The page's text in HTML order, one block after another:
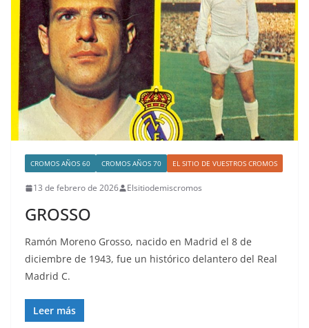
CROMOS AÑOS 60 CROMOS AÑOS 70 EL SITIO DE VUESTROS CROMOS
13 de febrero de 2026 Elsitiodemiscromos
GROSSO
Ramón Moreno Grosso, nacido en Madrid el 8 de
diciembre de 1943, fue un histórico delantero del Real
Madrid C.
Leer más